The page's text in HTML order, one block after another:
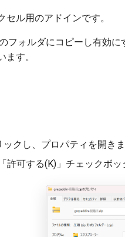
ル用のアドインです。
フォルダにコピーし有効
す。
クし、プロパティを開き
許可する(K)」チェックボ